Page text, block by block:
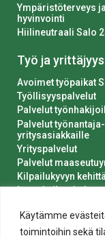
Käytämme
toimintoihin sekä
Ympäristöterveys
hyvinvointi
Hiilineutraali Salo
Työ ja yrittäjyys
Avoimet työpaikat
Työllisyyspalvelut
Palvelut
Palvelut
yritysasiakkaille
Yrityspalvelut
Palvelut
Kilpailukyvyn
Luvat ja ilmoitukset